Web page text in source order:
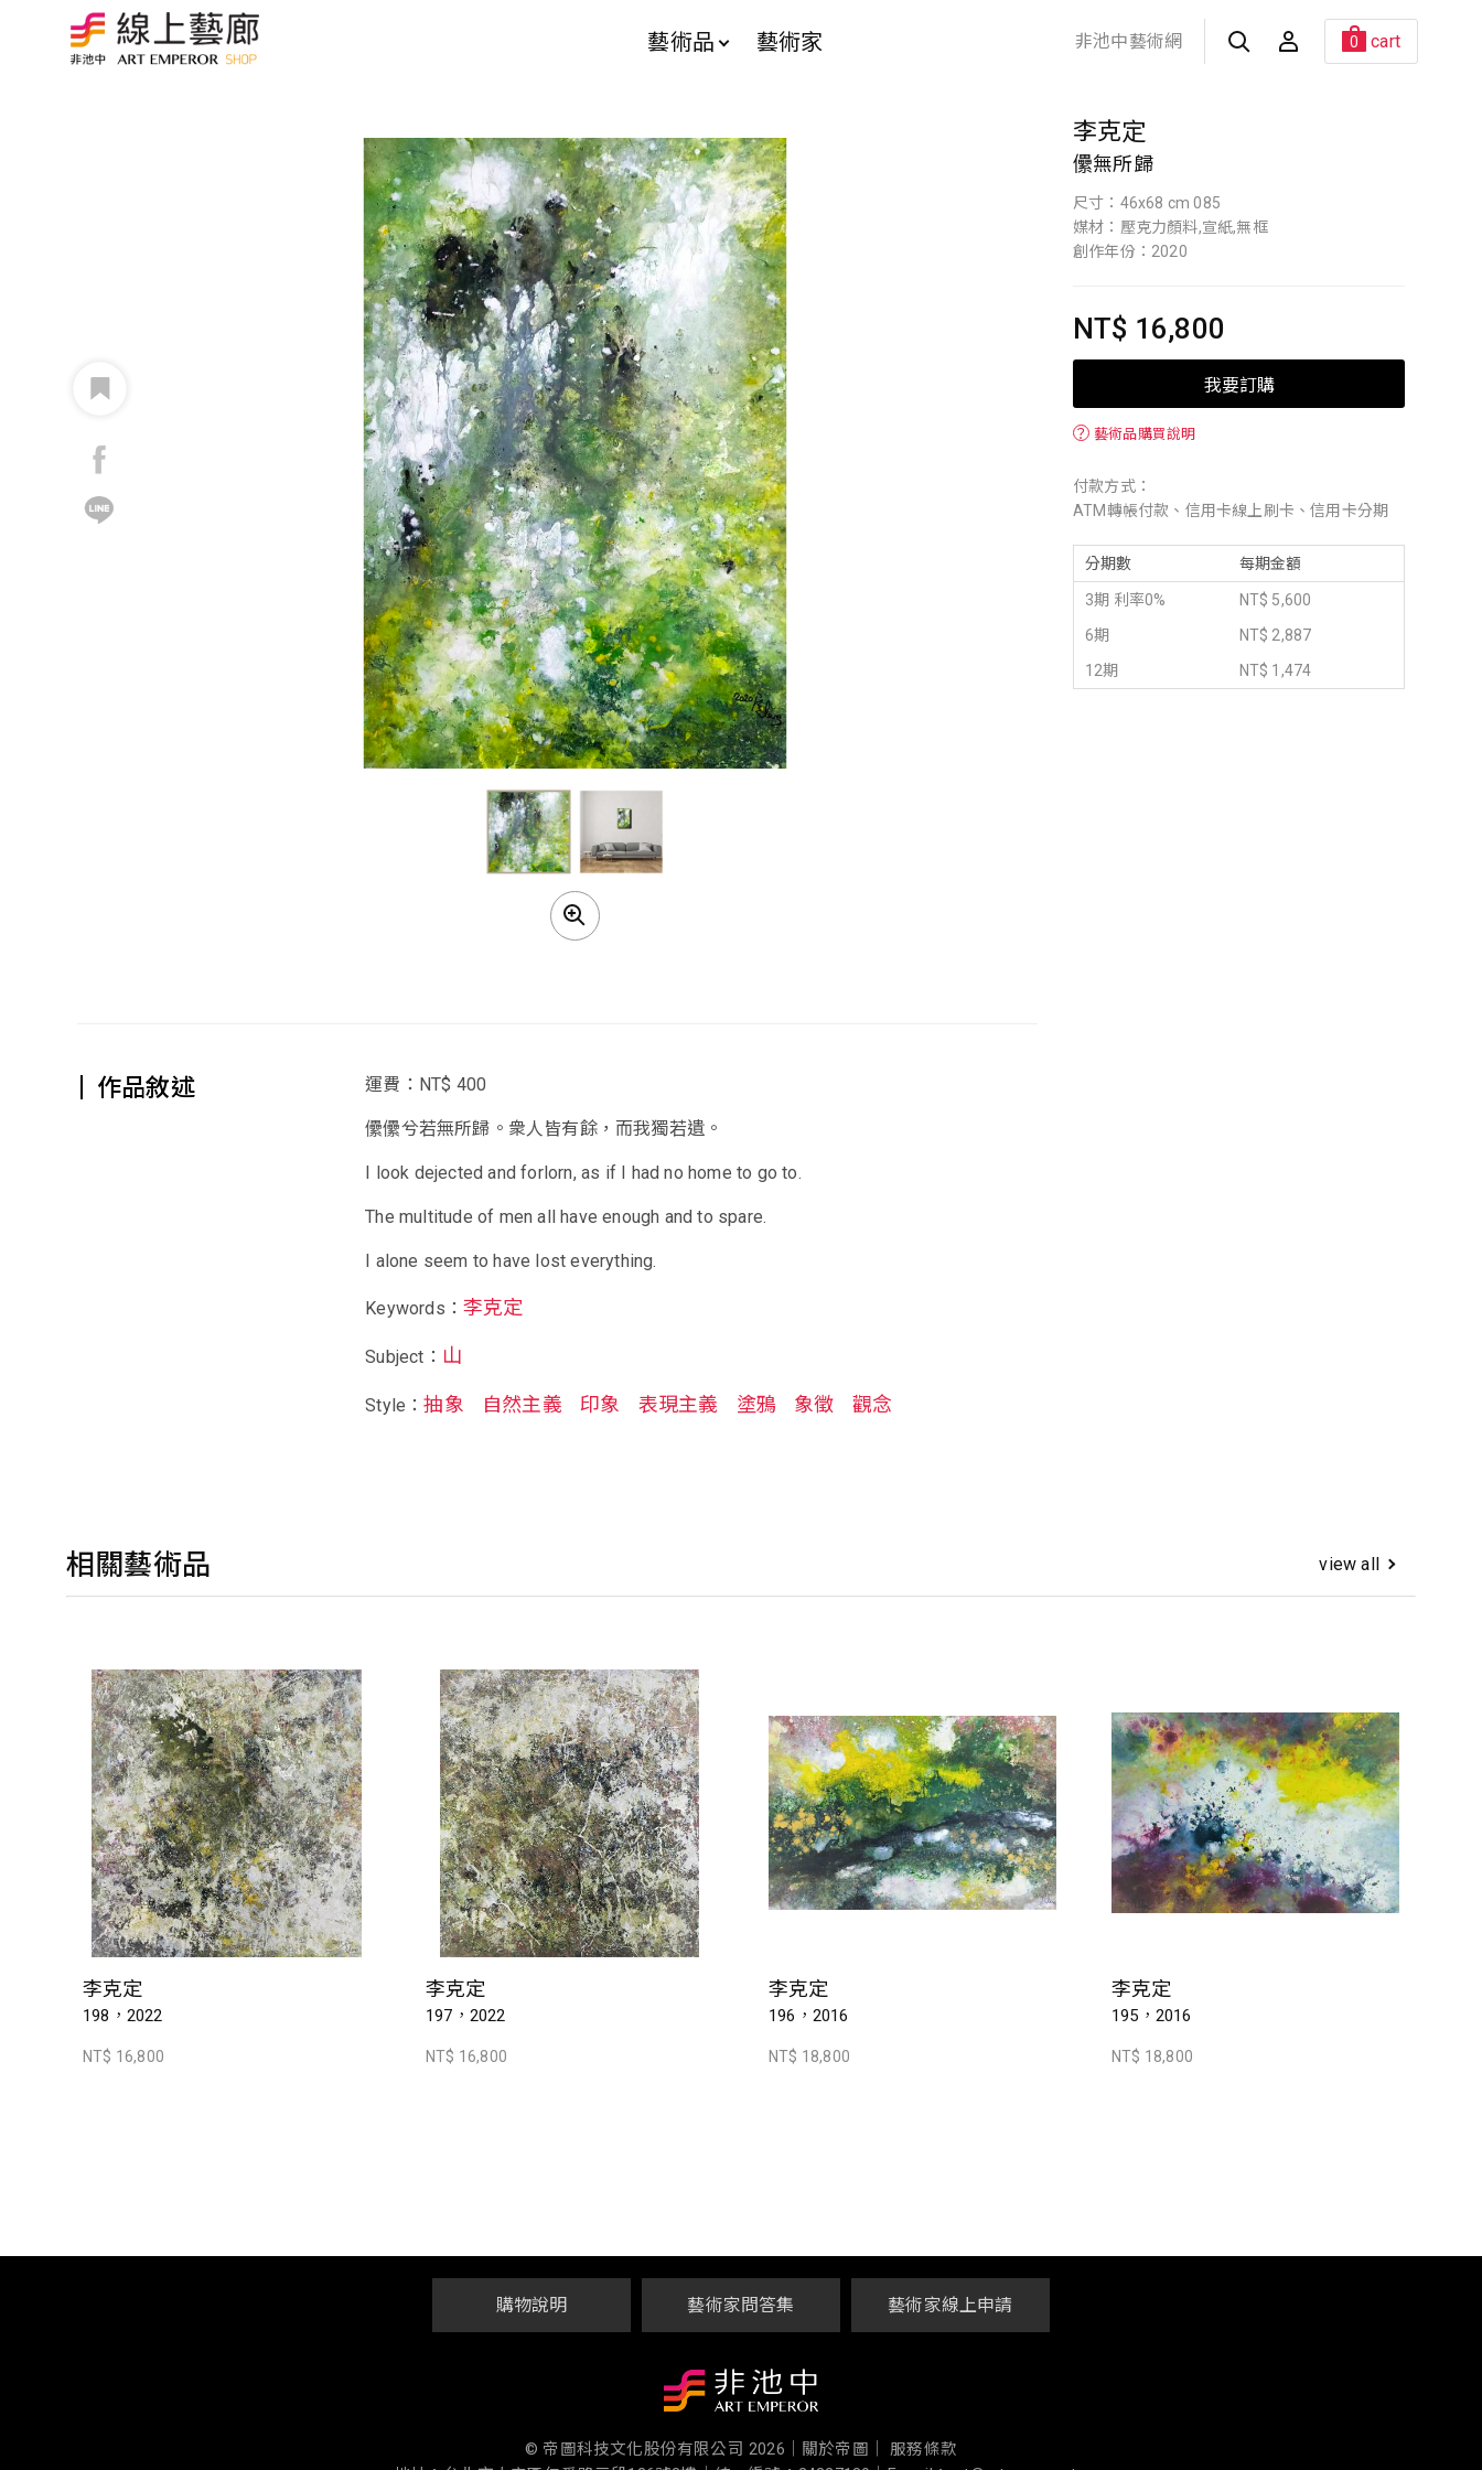
藝術品 藝術家 非池中藝術網 0 cart
李克定
儽無所歸
尺寸：46x68 cm 085
媒材：壓克力顏料,宣紙,無框
創作年份：2020
NT$ 16,800
我要訂購
？ 藝術品購買說明
付款方式：
ATM轉帳付款、信用卡線上刷卡、信用卡分期
分期數 每期金額
3期 利率0%
NT$ 5,600
6期
NT$ 2,887
12期
NT$ 1,474
作品敘述 運費：NT$ 400
儽儽兮若無所歸。衆人皆有餘，而我獨若遺。
I look dejected and forlorn, as if I had no home to go to.
The multitude of men all have enough and to spare.
I alone seem to have lost everything.
Keywords：李克定
Subject： 山
Style：抽象 自然主義 印象 表現主義 塗鴉 象徵 觀念
相關藝術品 view all
李克定
198，2022
NT$ 16,800
李克定
197，2022
NT$ 16,800
李克定
196，2016
NT$ 18,800
李克定
195，2016
NT$ 18,800
購物說明 藝術家問答集 藝術家線上申請
© 帝圖科技文化股份有限公司 2026 關於帝圖｜
服務條款